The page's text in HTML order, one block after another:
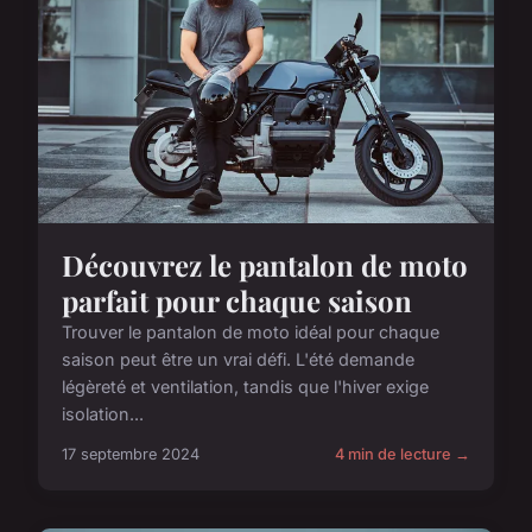
Découvrez le pantalon de moto
parfait pour chaque saison
Trouver le pantalon de moto idéal pour chaque
saison peut être un vrai défi. L'été demande
légèreté et ventilation, tandis que l'hiver exige
isolation...
17 septembre 2024 4 min de lecture →